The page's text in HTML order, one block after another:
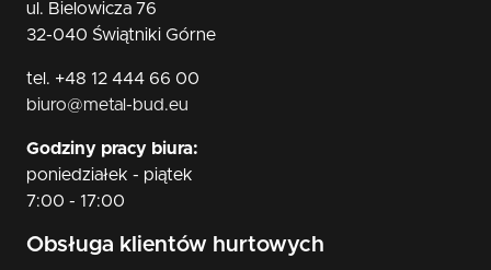
ul. Bielowicza 76
32-040 Świątniki Górne
tel. +48 12 444 66 00
biuro@metal-bud.eu
Godziny pracy biura:
poniedziałek - piątek
7:00 - 17:00
Obsługa klientów hurtowych